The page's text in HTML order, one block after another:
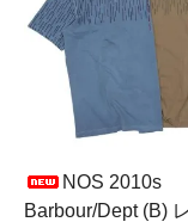
NOS 2010s
Barbour/Dept (B)